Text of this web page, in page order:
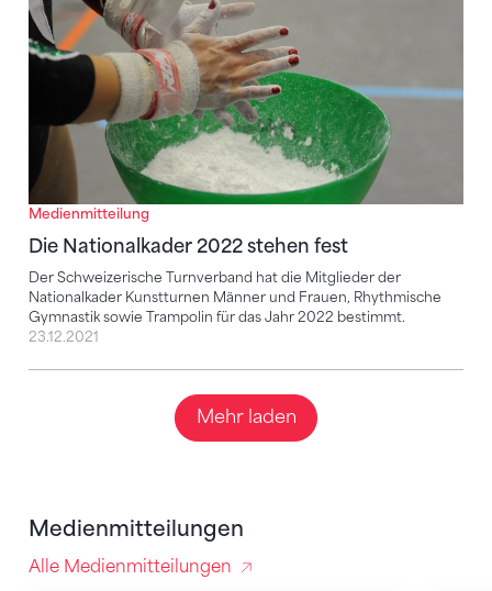
Medienmitteilung
Die Nationalkader 2022 stehen fest
Der Schweizerische Turnverband hat die Mitglieder der
Nationalkader Kunstturnen Männer und Frauen, Rhythmische
Gymnastik sowie Trampolin für das Jahr 2022 bestimmt.
23.12.2021
Mehr laden
Medienmitteilungen
Alle Medienmitteilungen